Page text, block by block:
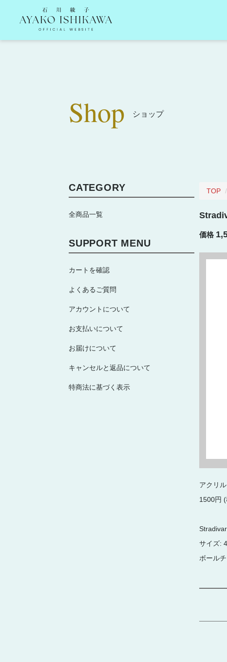
Shop ショップ
CATEGORY
全商品一覧
SUPPORT MENU
カートを確認
よくあるご質問
アカウントについて
お支払いについて
お届けについて
キャンセルと返品について
特商法に基づく表示
TOP
価格
アクリ
1500円
サイズ:
ボールチ